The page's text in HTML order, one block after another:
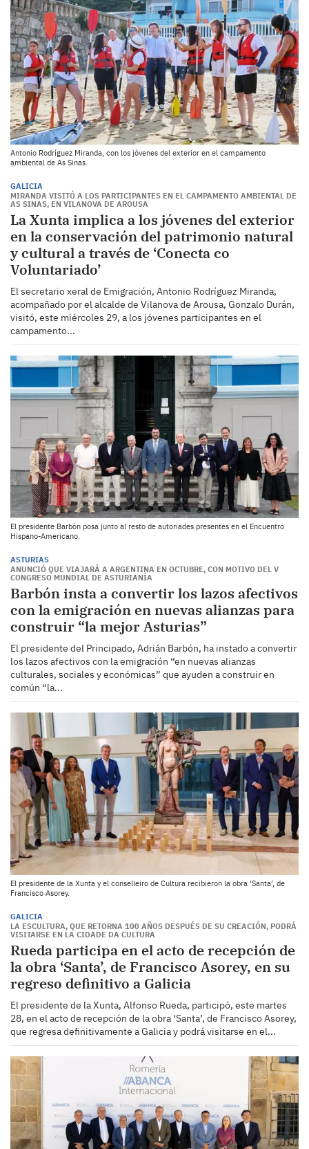
Antonio Rodríguez Miranda, con los jóvenes del exterior en el campamento
ambiental de As Sinas.
GALICIA
MIRANDA VISITÓ A LOS PARTICIPANTES EN EL CAMPAMENTO AMBIENTAL DE
AS SINAS, EN VILANOVA DE AROUSA
La Xunta implica a los jóvenes del exterior
en la conservación del patrimonio natural
y cultural a través de ‘Conecta co
Voluntariado’
El secretario xeral de Emigración, Antonio Rodríguez Miranda,
acompañado por el alcalde de Vilanova de Arousa, Gonzalo Durán,
visitó, este miércoles 29, a los jóvenes participantes en el
campamento...
El presidente Barbón posa junto al resto de autoriades presentes en el Encuentro
Hispano-Americano.
ASTURIAS
ANUNCIÓ QUE VIAJARÁ A ARGENTINA EN OCTUBRE, CON MOTIVO DEL V
CONGRESO MUNDIAL DE ASTURIANÍA
Barbón insta a convertir los lazos afectivos
con la emigración en nuevas alianzas para
construir “la mejor Asturias”
El presidente del Principado, Adrián Barbón, ha instado a convertir
los lazos afectivos con la emigración “en nuevas alianzas
culturales, sociales y económicas” que ayuden a construir en
común “la...
El presidente de la Xunta y el conselleiro de Cultura recibieron la obra ‘Santa’, de
Francisco Asorey.
GALICIA
LA ESCULTURA, QUE RETORNA 100 AÑOS DESPUÉS DE SU CREACIÓN, PODRÁ
VISITARSE EN LA CIDADE DA CULTURA
Rueda participa en el acto de recepción de
la obra ‘Santa’, de Francisco Asorey, en su
regreso definitivo a Galicia
El presidente de la Xunta, Alfonso Rueda, participó, este martes
28, en el acto de recepción de la obra ‘Santa’, de Francisco Asorey,
que regresa definitivamente a Galicia y podrá visitarse en el...